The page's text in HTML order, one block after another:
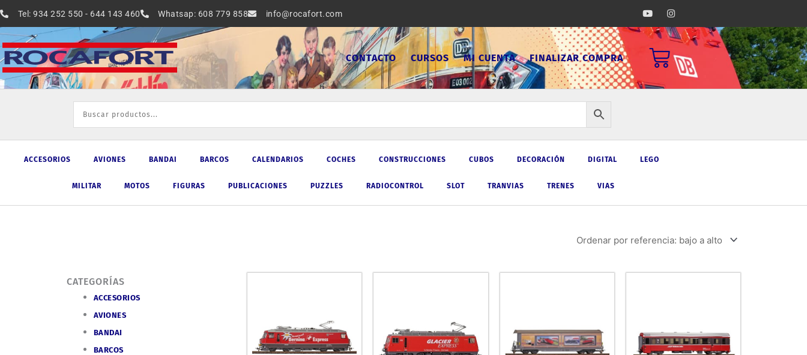
al
contenido
Tel: 934 252 550 - 644 143 460 Whatsap: 608 779 858 info@rocafort.com Y
o
u
t
I
n
s
t
a
g
CONTACTO CURSOS MI CUENTA FINALIZAR COMPRA Carrito
ACCESORIOS AVIONES BANDAI BARCOS CALENDARIOS COCHES CONSTRUCCIONES CUBOS DECORACIÓN DIGITAL LEGO
MILITAR MOTOS FIGURAS PUBLICACIONES PUZZLES RADIOCONTROL SLOT TRANVIAS TRENES VIAS
CATEGORÍAS
ACCESORIOS
AVIONES
BANDAI
BARCOS